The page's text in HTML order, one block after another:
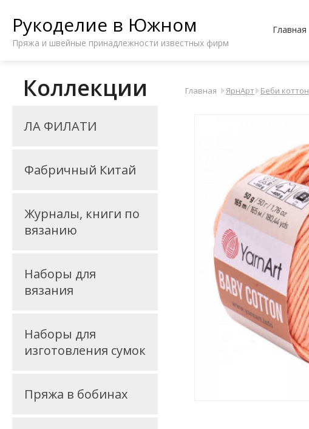
Рукоделие в Южном
Пряжа и швейные принадлежности известных фирм
Главная
Коллекции
ЛА ФИЛАТИ
Фабричный Китай
Журналы, книги по
вязанию
Наборы для
вязания
Наборы для
изготовления сумок
Пряжа в бобинах
Главная ЯрнАрт Беби коттон